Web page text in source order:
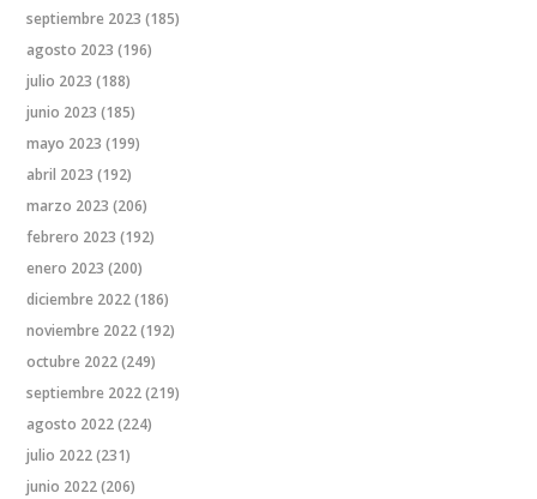
septiembre 2023 (185)
agosto 2023 (196)
julio 2023 (188)
junio 2023 (185)
mayo 2023 (199)
abril 2023 (192)
marzo 2023 (206)
febrero 2023 (192)
enero 2023 (200)
diciembre 2022(186)
noviembre 2022(192)
octubre 2022(249)
septiembre 2022(219)
agosto 2022(224)
julio 2022(231)
junio 2022(206)